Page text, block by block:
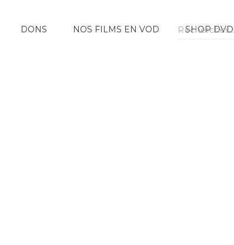
DONS NOS FILMS EN VOD SHOP DVD
Rechercher :